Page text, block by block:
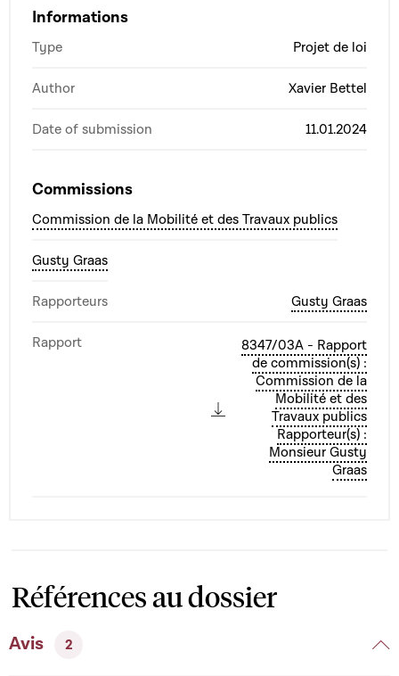
Informations
Type Projet de loi
Author Xavier Bettel
Date of submission 11.01.2024
Commissions
Commission de la Mobilité et des Travaux publics
Gusty Graas
Rapporteurs Gusty Graas
Rapport
8347/03A - Rapport
de commission(s) :
Commission de la
Mobilité et des
Travaux publics
Rapporteur(s) :
Monsieur Gusty
Graas
Références au dossier
Avis 2